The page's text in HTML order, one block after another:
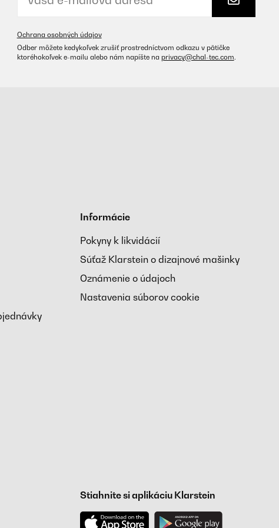
Ochrana osobných údajov
Odber môžete kedykoľvek zrušiť prostredníctvom odkazu v pätičke
ktoréhokoľvek e-mailu alebo nám napíšte na privacy@chal-tec.com.
Informácie
Pokyny k likvidácií
Súťaž Klarstein o dizajnové mašinky
Oznámenie o údajoch
Nastavenia súborov cookie
Stiahnite si aplikáciu Klarstein